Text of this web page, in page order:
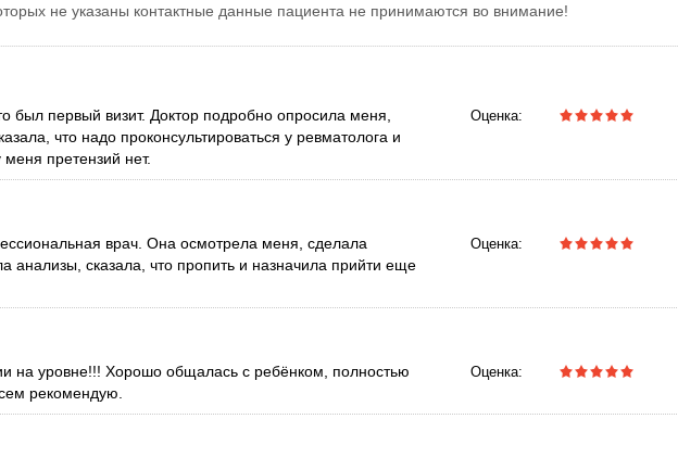
не указаны контактные данные пациента не принимаются во внимание!
был первый визит. Доктор подробно опросила меня,
что надо проконсультироваться у ревматолога и
претензий нет.
Оценка:
врач. Она осмотрела меня, сделала
сказала, что пропить и назначила прийти еще
Оценка:
на уровне!!! Хорошо общалась с ребёнком, полностью
рекомендую.
Оценка: